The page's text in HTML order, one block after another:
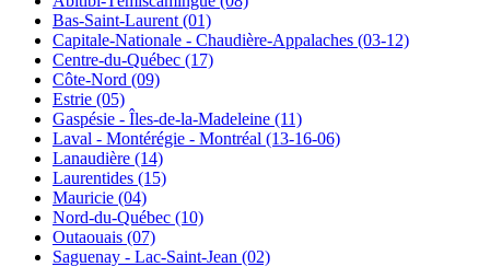
Bas-Saint-Laurent (01)
Capitale-Nationale - Chaudière-Appalaches (03-12)
Centre-du-Québec (17)
Côte-Nord (09)
Estrie (05)
Gaspésie - Îles-de-la-Madeleine (11)
Laval - Montérégie - Montréal (13-16-06)
Lanaudière (14)
Laurentides (15)
Mauricie (04)
Nord-du-Québec (10)
Outaouais (07)
Saguenay - Lac-Saint-Jean (02)